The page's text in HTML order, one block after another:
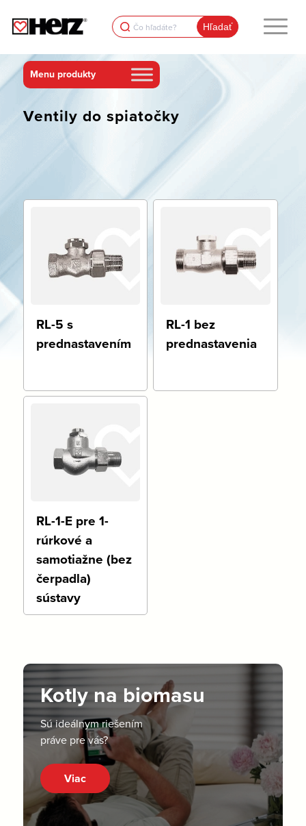
Search
for:
Ventily do spiatočky
RL-5 s
prednastavením
RL-1 bez
prednastavenia
RL-1-E pre 1-
rúrkové a
samotiažne (bez
čerpadla)
sústavy
Kotly na biomasu
Sú ideálnym riešením
práve pre vás?
Viac